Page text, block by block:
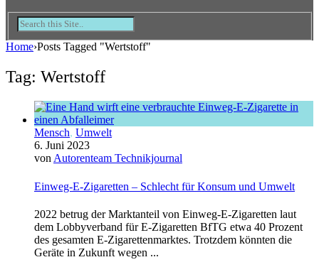
Home›Posts Tagged "Wertstoff"
Tag: Wertstoff
Mensch, Umwelt
6. Juni 2023
von Autorenteam Technikjournal
Einweg-E-Zigaretten – Schlecht für Konsum und Umwelt
2022 betrug der Marktanteil von Einweg-E-Zigaretten laut
dem Lobbyverband für E-Zigaretten BfTG etwa 40 Prozent
des gesamten E-Zigarettenmarktes. Trotzdem könnten die
Geräte in Zukunft wegen ...